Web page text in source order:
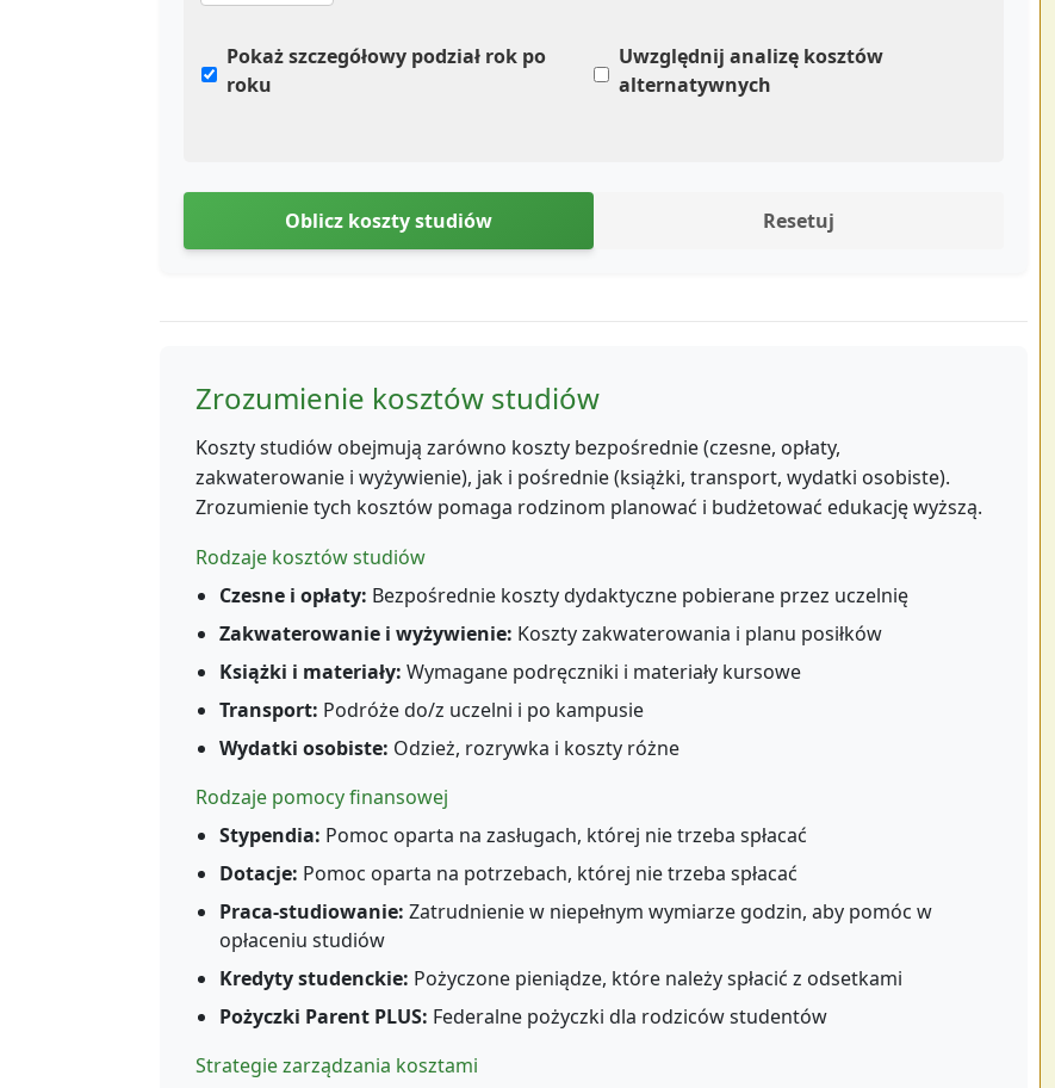
Pokaż szczegółowy podział rok po
roku
Uwzględnij analizę kosztów
alternatywnych
Oblicz koszty studiów Resetuj
Zrozumienie kosztów studiów
Koszty studiów obejmują zarówno koszty bezpośrednie (czesne, opłaty,
zakwaterowanie i wyżywienie), jak i pośrednie (książki, transport, wydatki osobiste).
Zrozumienie tych kosztów pomaga rodzinom planować i budżetować edukację wyższą.
Rodzaje kosztów studiów
Czesne i opłaty: Bezpośrednie koszty dydaktyczne pobierane przez uczelnię
Zakwaterowanie i wyżywienie: Koszty zakwaterowania i planu posiłków
Książki i materiały: Wymagane podręczniki i materiały kursowe
Transport: Podróże do/z uczelni i po kampusie
Wydatki osobiste: Odzież, rozrywka i koszty różne
Rodzaje pomocy finansowej
Stypendia: Pomoc oparta na zasługach, której nie trzeba spłacać
Dotacje: Pomoc oparta na potrzebach, której nie trzeba spłacać
Praca-studiowanie: Zatrudnienie w niepełnym wymiarze godzin, aby pomóc w
opłaceniu studiów
Kredyty studenckie: Pożyczone pieniądze, które należy spłacić z odsetkami
Pożyczki Parent PLUS: Federalne pożyczki dla rodziców studentów
Strategie zarządzania kosztami